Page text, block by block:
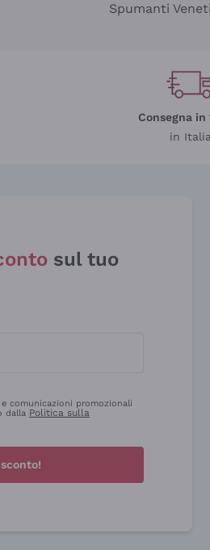
Spumanti Veneti
Consegna in
in
sul tuo
comunicazioni promozionali
dalla Politica sulla